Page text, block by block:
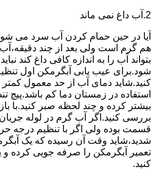
2.آب داغ نمی ماند
آیا در حین حمام کردن آب سرد می
هم گرم است ولی بعد از چند
بتواند آب را به اندازه کافی داغ کند
شود.برای عیب یابی آبگرمکن اول
کنید.شاید دمای آب از حد معمول کمتر
استفاده در زمستان دما کم باشد.پیچ
بیشتر کرده و چند لحظه صبر کنید.با
بررسی کنید.اگر آب گرم در لوله
قسمت بوده ولی اگر با تنظیم درجه
شدید،شاید وقت آن رسیده که یک
تعمیر آبگرمکن را صرفه جویی کرده و
کنید.